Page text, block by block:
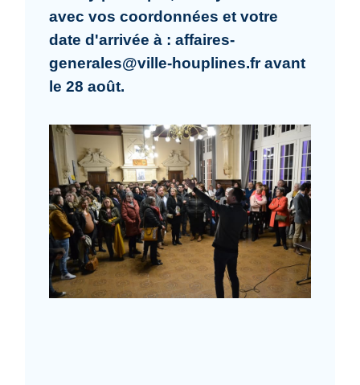
avec vos coordonnées et votre
date d'arrivée à : affaires-
generales@ville-houplines.fr avant
le 28 août.